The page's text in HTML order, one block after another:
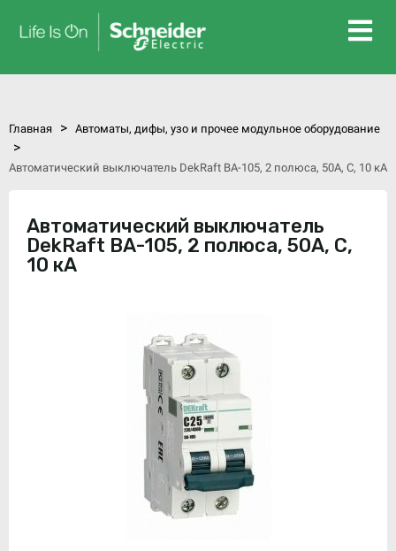
Главная > Автоматы, дифы, узо и прочее модульное оборудование
>
Автоматический выключатель DekRaft ВА-105, 2 полюса, 50А, С, 10 кА
Автоматический выключатель
DekRaft ВА-105, 2 полюса, 50А, С,
10 кА